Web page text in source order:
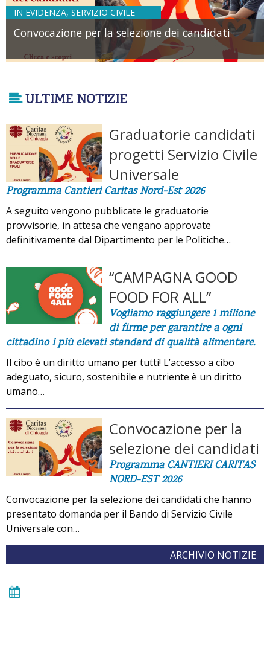
IN EVIDENZA, SERVIZIO CIVILE
Convocazione per la selezione dei candidati
ULTIME NOTIZIE
Graduatorie candidati
progetti Servizio Civile
Universale
Programma Cantieri Caritas Nord-Est 2026
A seguito vengono pubblicate le graduatorie
provvisorie, in attesa che vengano approvate
definitivamente dal Dipartimento per le Politiche…
“CAMPAGNA GOOD
FOOD FOR ALL”
Vogliamo raggiungere 1 milione
di firme per garantire a ogni
cittadino i più elevati standard di qualità alimentare.
Il cibo è un diritto umano per tutti! L’accesso a cibo
adeguato, sicuro, sostenibile e nutriente è un diritto
umano…
Convocazione per la
selezione dei candidati
Programma CANTIERI CARITAS
NORD-EST 2026
Convocazione per la selezione dei candidati che hanno
presentato domanda per il Bando di Servizio Civile
Universale con…
ARCHIVIO NOTIZIE